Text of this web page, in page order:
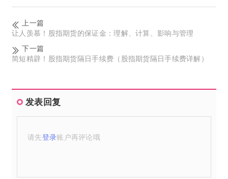
上一篇
让人羡慕！股指期货的保证金：理解、计算、影响与管理
下一篇
简短精辟！股指期货隔日手续费（股指期货隔日手续费详解）
发表回复
请先登录账户再评论哦